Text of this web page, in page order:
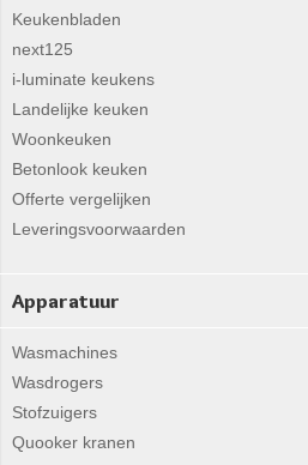
Keukenbladen
next125
i-luminate keukens
Landelijke keuken
Woonkeuken
Betonlook keuken
Offerte vergelijken
Leveringsvoorwaarden
Apparatuur
Wasmachines
Wasdrogers
Stofzuigers
Quooker kranen